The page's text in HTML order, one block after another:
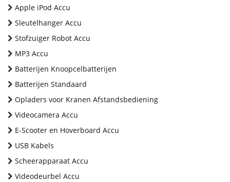
Apple iPod Accu
Sleutelhanger Accu
Stofzuiger Robot Accu
MP3 Accu
Batterijen Knoopcelbatterijen
Batterijen Standaard
Opladers voor Kranen Afstandsbediening
Videocamera Accu
E-Scooter en Hoverboard Accu
USB Kabels
Scheerapparaat Accu
Videodeurbel Accu